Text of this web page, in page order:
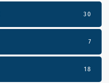
30
7
18